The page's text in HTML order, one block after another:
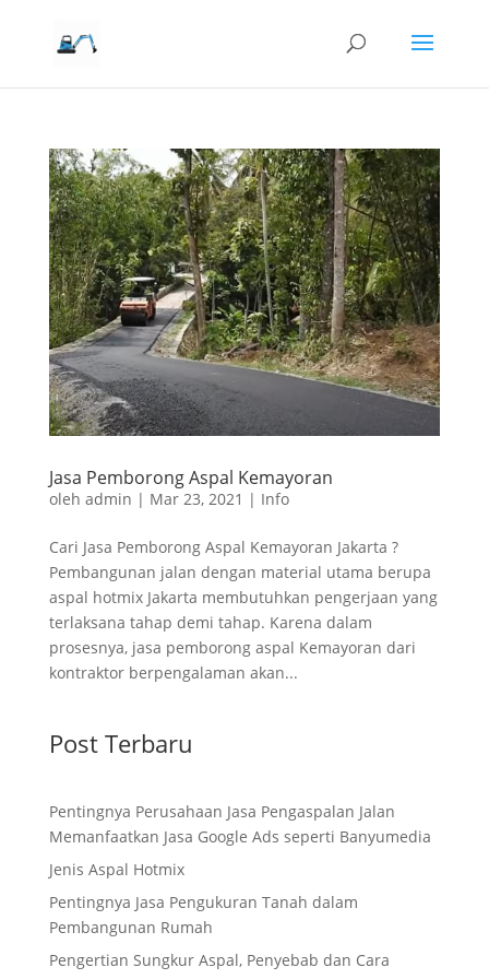
Jasa Pemborong Aspal Kemayoran
oleh admin | Mar 23, 2021 | Info
Cari Jasa Pemborong Aspal Kemayoran Jakarta ?
Pembangunan jalan dengan material utama berupa
aspal hotmix Jakarta membutuhkan pengerjaan yang
terlaksana tahap demi tahap. Karena dalam
prosesnya, jasa pemborong aspal Kemayoran dari
kontraktor berpengalaman akan...
Post Terbaru
Pentingnya Perusahaan Jasa Pengaspalan Jalan
Memanfaatkan Jasa Google Ads seperti Banyumedia
Jenis Aspal Hotmix
Pentingnya Jasa Pengukuran Tanah dalam
Pembangunan Rumah
Pengertian Sungkur Aspal, Penyebab dan Cara